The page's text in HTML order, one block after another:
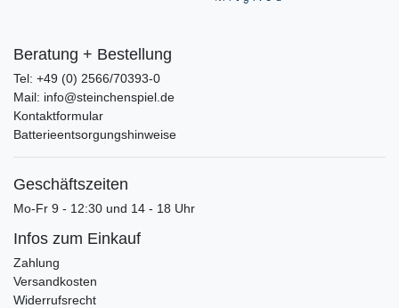
Beratung + Bestellung
Tel: +49 (0) 2566/70393-0
Mail: info@steinchenspiel.de
Kontaktformular
Batterieentsorgungshinweise
Geschäftszeiten
Mo-Fr 9 - 12:30 und 14 - 18 Uhr
Infos zum Einkauf
Zahlung
Versandkosten
Widerrufsrecht